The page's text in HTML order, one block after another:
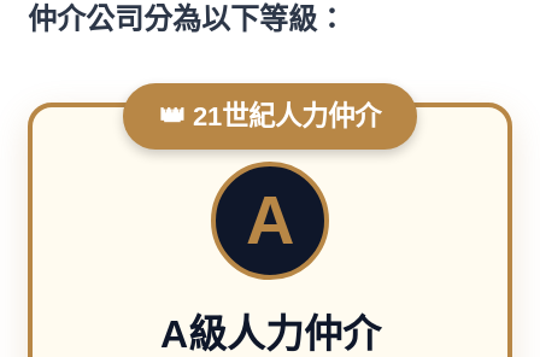
仲介公司分為以下等級：
👑 21世紀人力仲介
A
A級人力仲介